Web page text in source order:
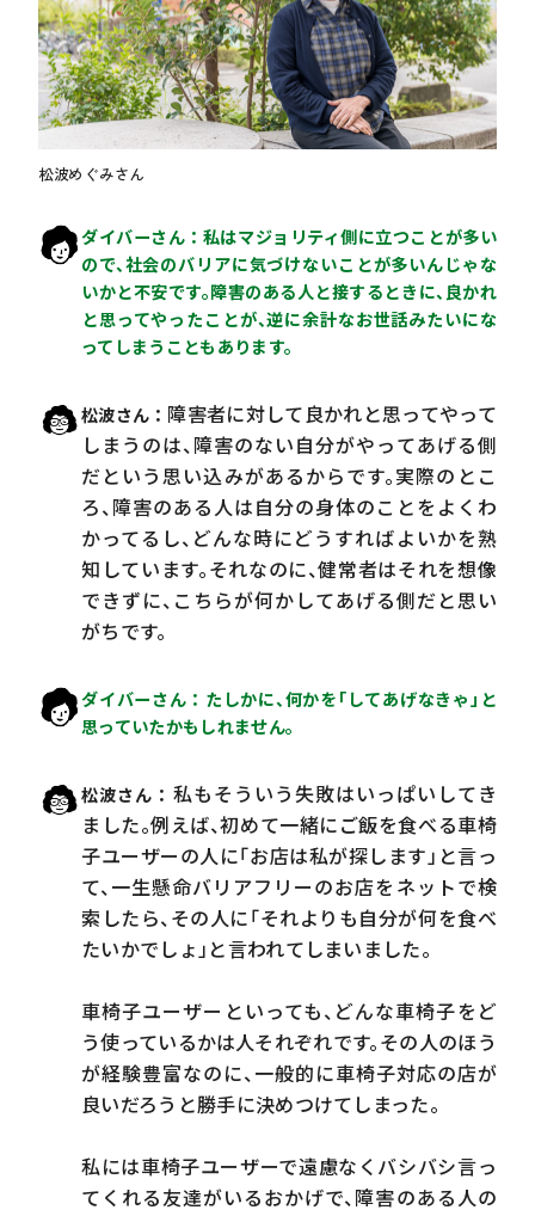
松波めぐみさん
ダイバーさん
私はマジョリティ側に立つことが多い
ので、社会のバリアに気づけないことが多いんじゃな
いかと不安です。障害のある人と接するときに、良かれ
と思ってやったことが、逆に余計なお世話みたいにな
ってしまうこともあります。
松波さん
障害者に対して良かれと思ってやって
しまうのは、障害のない自分がやってあげる側
だという思い込みがあるからです。実際のとこ
ろ、障害のある人は自分の身体のことをよくわ
かってるし、どんな時にどうすればよいかを熟
知しています。それなのに、健常者はそれを想像
できずに、こちらが何かしてあげる側だと思い
がちです。
ダイバーさん
たしかに、何かを「してあげなきゃ」と
思っていたかもしれません。
松波さん
私もそういう失敗はいっぱいしてき
ました。例えば、初めて一緒にご飯を食べる車椅
子ユーザーの人に「お店は私が探します」と言っ
て、一生懸命バリアフリーのお店をネットで検
索したら、その人に「それよりも自分が何を食べ
たいかでしょ」と言われてしまいました。
車椅子ユーザーといっても、どんな車椅子をど
う使っているかは人それぞれです。その人のほう
が経験豊富なのに、一般的に車椅子対応の店が
良いだろうと勝手に決めつけてしまった。
私には車椅子ユーザーで遠慮なくバシバシ言っ
てくれる友達がいるおかげで、障害のある人の